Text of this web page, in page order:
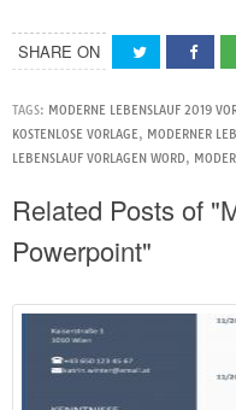
SHARE ON
TAGS: MODERNE LEBENSLAUF 2019
KOSTENLOSE VORLAGE, MODERNER
LEBENSLAUF VORLAGEN WORD,
Related Posts of
Powerpoint"